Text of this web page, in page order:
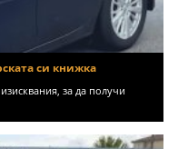
си книжка
за да получи